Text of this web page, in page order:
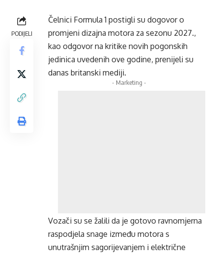
PODIJELI
Čelnici Formula 1 postigli su dogovor o
promjeni dizajna motora za sezonu 2027.,
kao odgovor na kritike novih pogonskih
jedinica uvedenih ove godine, prenijeli su
danas britanski mediji.
- Marketing -
Vozači su se žalili da je gotovo ravnomjerna
raspodjela snage između motora s
unutrašnjim sagorijevanjem i električne